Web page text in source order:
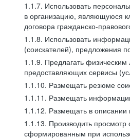
1.1.7. Использовать
в организацию, являющуюся
договора гражданско-
1.1.8. Использовать
(соискателей), предложения
1.1.9. Предлагать
предоставляющих сервисы
1.1.10. Размещать резюме
1.1.11. Размещать
1.1.12. Размещать в описании
1.1.13. Производить
сформированным при